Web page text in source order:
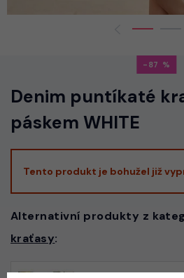
-87
Denim puntíkaté
páskem WHITE
Tento produkt je bohužel již
Alternativní produkty z
kraťasy: